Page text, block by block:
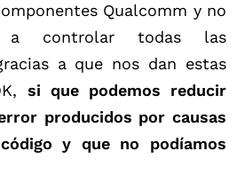
Qualcomm y no
a controlar todas las
a que nos dan estas
si que podemos reducir
producidos por causas
y que no podíamos